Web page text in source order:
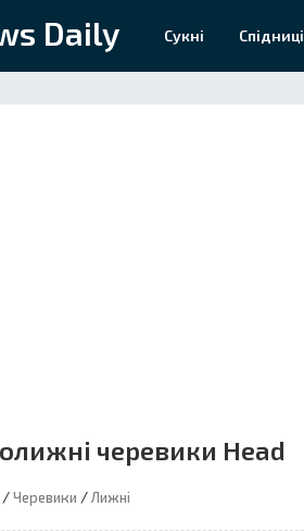
Daily Сукні Спідниці
черевики Head
/Черевики /Лижні